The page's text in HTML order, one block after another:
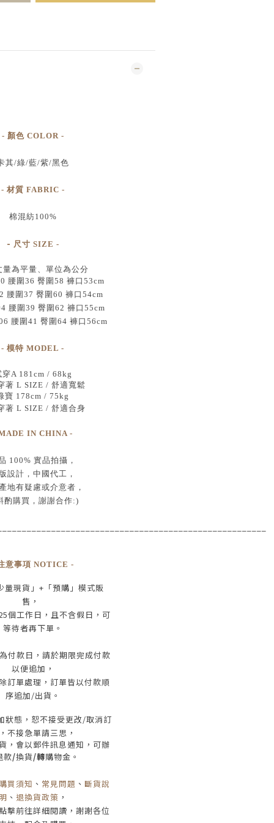
- 顏色 COLOR -
其/綠/藍/紫/黑色
- 材質 FABRIC -
棉混紡100%
- 尺寸 SIZE -
量為平量、單位為公分
腰圍36 臀圍58 褲口53cm
腰圍37 臀圍60 褲口54cm
腰圍39 臀圍62 褲口55cm
腰圍41 臀圍64 褲口56cm
- 模特 MODEL -
穿A 181cm / 68kg
著 L SIZE / 舒適寬鬆
寶 178cm / 75kg
著 L SIZE / 舒適合身
IN CHINA -
100% 實品拍攝 ，
設計，中國代工 ，
地有疑慮或介意者，
酌購買， 謝謝合作:)
意事項 NOTICE -
量現貨」+ 「預購」模式販
售，
個工作日 ，且不含假日 ， 可
等待者再下單 。
付款日，請於期限完成付款
以便追加，
訂單處理，訂單皆以付款順
序追加/出貨 。
狀態，恕不接受更改/取消訂
不接急單請三思 ，
，會以郵件訊息通知，可辦
款/換貨/轉購物金。
購買須知 、 常見問題 、 斷貨說
、 退換貨政策 ，
擊前往詳細閱讀，謝謝各位